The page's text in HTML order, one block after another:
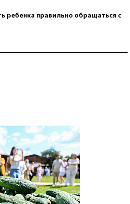
ребенка правильно обращаться с